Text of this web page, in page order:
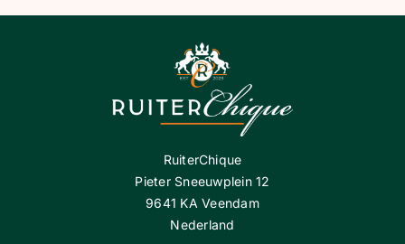
RuiterChique
Pieter Sneeuwplein 12
9641 KA Veendam
Nederland